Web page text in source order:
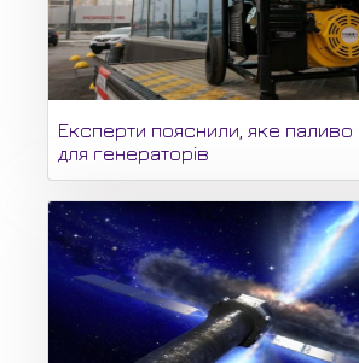
Експерти пояснили, яке паливо
для генераторів